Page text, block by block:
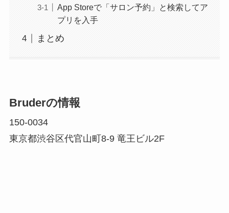
App Storeで「サロン予約」と検索してア
プリを入手
まとめ
Bruderの情報
150-0034
東京都渋谷区代官山町8-9 竜王ビル2F